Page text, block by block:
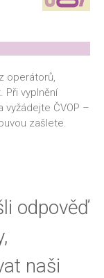
operátorů,
Při vyplnění
ČVOP –
zašlete.
odpověď
naši